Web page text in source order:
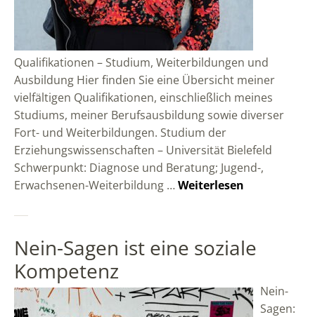
Qualifikationen – Studium, Weiterbildungen und
Ausbildung Hier finden Sie eine Übersicht meiner
vielfältigen Qualifikationen, einschließlich meines
Studiums, meiner Berufsausbildung sowie diverser
Fort- und Weiterbildungen. Studium der
Erziehungswissenschaften – Universität Bielefeld
Schwerpunkt: Diagnose und Beratung; Jugend-,
Erwachsenen-Weiterbildung …Weiterlesen
Nein-Sagen ist eine soziale
Kompetenz
Nein-
Sagen: